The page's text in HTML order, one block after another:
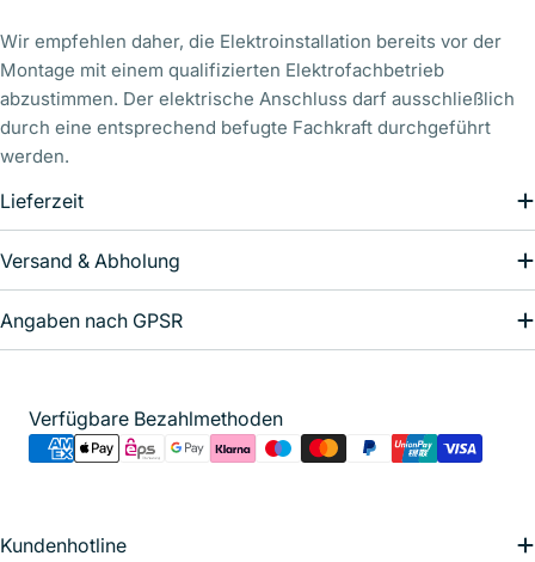
Wir empfehlen daher, die Elektroinstallation bereits vor der
Montage mit einem qualifizierten Elektrofachbetrieb
abzustimmen. Der elektrische Anschluss darf ausschließlich
durch eine entsprechend befugte Fachkraft durchgeführt
werden.
Lieferzeit
Versand & Abholung
Angaben nach GPSR
Verfügbare Bezahlmethoden
Zahlungsmethoden
Kundenhotline